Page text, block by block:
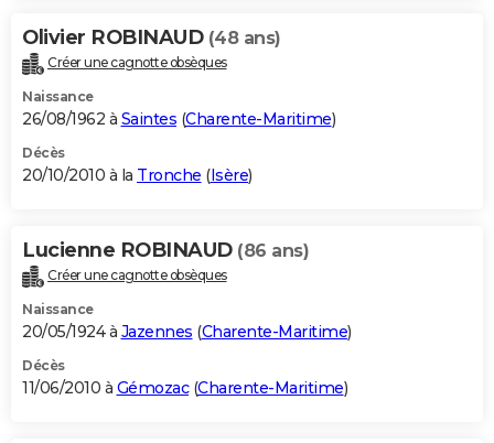
Olivier ROBINAUD (48 ans)
Créer une cagnotte obsèques
Naissance
26/08/1962 à Saintes (Charente-Maritime)
Décès
20/10/2010 à la Tronche (Isère)
Lucienne ROBINAUD (86 ans)
Créer une cagnotte obsèques
Naissance
20/05/1924 à Jazennes (Charente-Maritime)
Décès
11/06/2010 à Gémozac(Charente-Maritime)